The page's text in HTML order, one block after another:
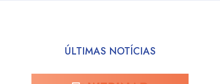
ÚLTIMAS NOTÍCIAS